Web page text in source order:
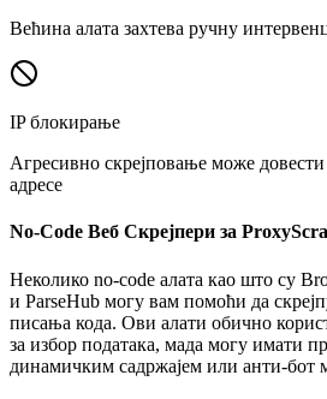
Већина алата захтева ручну
IP блокирање
Агресивно скрејповање може
адресе
No-Code Веб Скрејпери за
Неколико no-code алата као што су
и ParseHub могу вам помоћи да
писања кода. Ови алати обично
за избор података, мада могу имати
динамичким садржајем или анти-бот